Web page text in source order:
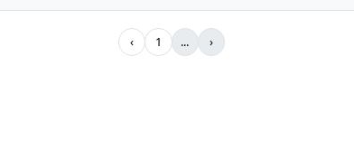
‹ 1 ... ›